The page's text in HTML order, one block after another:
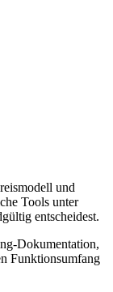
und
Tools unter
entscheidest.
Dokumentation,
Funktionsumfang